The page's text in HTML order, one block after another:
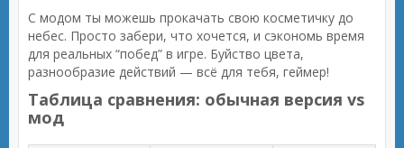
С модом ты можешь прокачать свою косметичку до
небес. Просто забери, что хочется, и сэкономь время
для реальных “побед” в игре. Буйство цвета,
разнообразие действий — всё для тебя, геймер!
Таблица сравнения: обычная версия vs
мод